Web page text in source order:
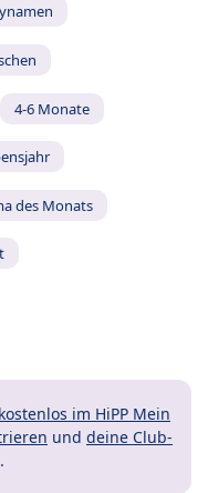
4-6 Monate
des Monats
kostenlos im HiPP Mein
und deine Club-